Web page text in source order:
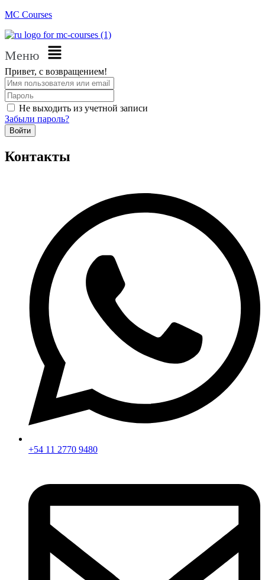
MC Courses
Меню
Привет, с возвращением!
Не выходить из учетной записи
Забыли пароль?
Войти
Контакты
+54 11 2770 9480